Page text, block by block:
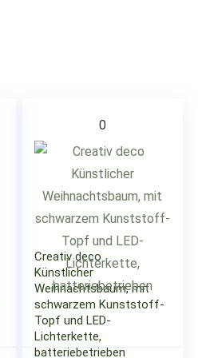
0
Creativ deco
Künstlicher
Weihnachtsbaum, mit
schwarzem Kunststoff-
Topf und LED-
Lichterkette,
batteriebetrieben